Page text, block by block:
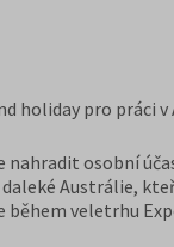
holiday pro práci
nahradit osobní
Austrálie,
veletrhu